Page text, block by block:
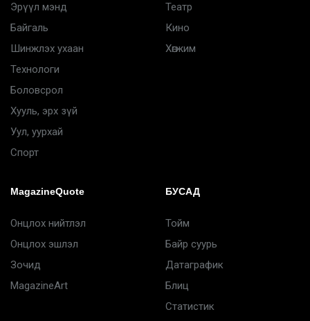
Эрүүл мэнд
Байгаль
Шинжлэх ухаан
Технологи
Боловсрол
Хууль, эрх зүй
Уул, уурхай
Спорт
Театр
Кино
Хөгжим
MagazineQuote
Онцлох нийтлэл
Онцлох эшлэл
Зочид
MagazineArt
БУСАД
Тойм
Байр суурь
Датаграфик
Блиц
Статистик